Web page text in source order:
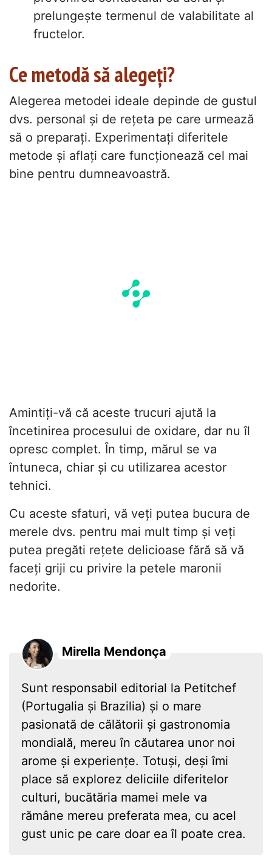
prelungește termenul de valabilitate al
fructelor.
Ce metodă să alegeți?
Alegerea metodei ideale depinde de gustul
dvs. personal și de rețeta pe care urmează
să o preparați. Experimentați diferitele
metode și aflați care funcționează cel mai
bine pentru dumneavoastră.
Amintiți-vă că aceste trucuri ajută la
încetinirea procesului de oxidare, dar nu îl
opresc complet. În timp, mărul se va
întuneca, chiar și cu utilizarea acestor
tehnici.
Cu aceste sfaturi, vă veți putea bucura de
merele dvs. pentru mai mult timp și veți
putea pregăti rețete delicioase fără să vă
faceți griji cu privire la petele maronii
nedorite.
Mirella Mendonça
Sunt responsabil editorial la Petitchef
(Portugalia și Brazilia) și o mare
pasionată de călătorii și gastronomia
mondială, mereu în căutarea unor noi
arome și experiențe. Totuși, deși îmi
place să explorez deliciile diferitelor
culturi, bucătăria mamei mele va
rămâne mereu preferata mea, cu acel
gust unic pe care doar ea îl poate crea.